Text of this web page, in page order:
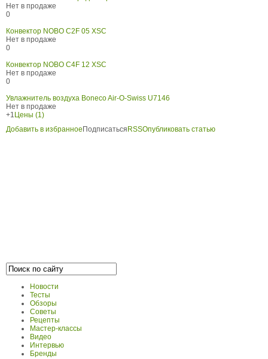
Нет в продаже
0
Конвектор NOBO C2F 05 XSC
Нет в продаже
0
Конвектор NOBO C4F 12 XSC
Нет в продаже
0
Увлажнитель воздуха Boneco Air-O-Swiss U7146
Нет в продаже
+1 Цены (1)
Добавить в избранное Подписаться RSSОпубликовать статью
Новости
Тесты
Обзоры
Советы
Рецепты
Мастер-классы
Видео
Интервью
Бренды